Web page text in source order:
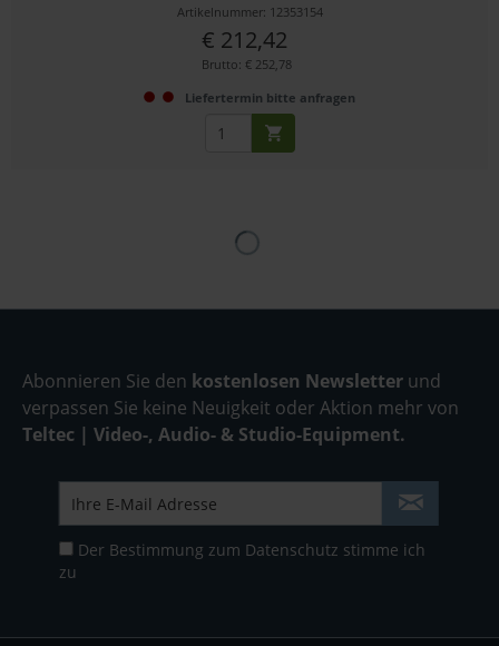
Artikelnummer: 12353154
€ 212,42
Brutto: € 252,78
Liefertermin bitte anfragen
Abonnieren Sie den kostenlosen Newsletter und
verpassen Sie keine Neuigkeit oder Aktion mehr von
Teltec | Video-, Audio- & Studio-Equipment.
Der Bestimmung zum Datenschutz stimme ich
zu